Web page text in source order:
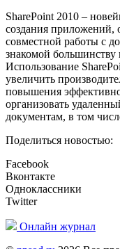
SharePoint 2010 –
создания приложений,
совместной работы с
знакомой большинству
Использование
увеличить
повышения
организовать
документам, в том
Поделиться новостью:
Facebook
Вконтакте
Одноклассники
Twitter
Онлайн журнал